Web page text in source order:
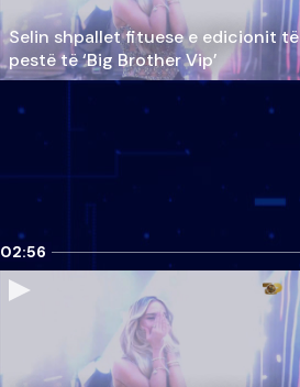
Selin shpallet fituese e edicionit të
pestë të ‘Big Brother Vip’
02:56